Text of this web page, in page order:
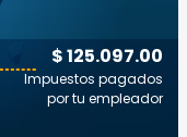
$ 125.097.00
Impuestos pagados
por tu empleador